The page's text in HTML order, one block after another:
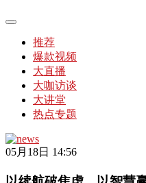
推荐
爆款视频
大直播
大咖访谈
大讲堂
热点专题
05月18日 14:56